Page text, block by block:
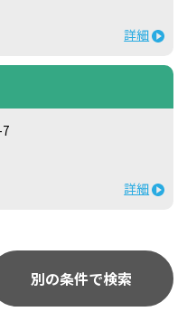
詳細
詳細
別の条件で検索